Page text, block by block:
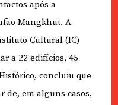
após a
Mangkhut. A
Cultural (IC)
a 22 edifícios, 45
concluiu que
de, em alguns casos,